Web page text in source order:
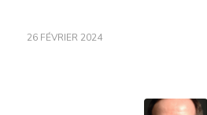
26 FÉVRIER 2024